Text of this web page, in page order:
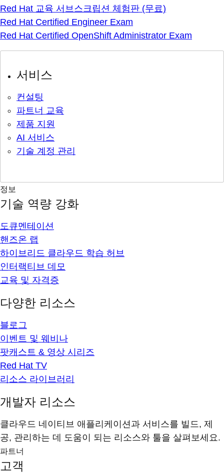
Red Hat 교육 서브스크립션 체험판 (무료)
Red Hat Certified Engineer Exam
Red Hat Certified OpenShift Administrator Exam
서비스
컨설팅
파트너 교육
제품 지원
AI 서비스
기술 계정 관리
정보
기술 역량 강화
도큐멘테이션
핸즈온 랩
하이브리드 클라우드 학습 허브
인터랙티브 데모
교육 및 자격증
다양한 리소스
블로그
이벤트 및 웨비나
팟캐스트 & 영상 시리즈
Red Hat TV
리소스 라이브러리
개발자 리소스
클라우드 네이티브 애플리케이션과 서비스를 빌드, 제
공, 관리하는 데 도움이 되는 리소스와 툴을 살펴보세요.
파트너
고객